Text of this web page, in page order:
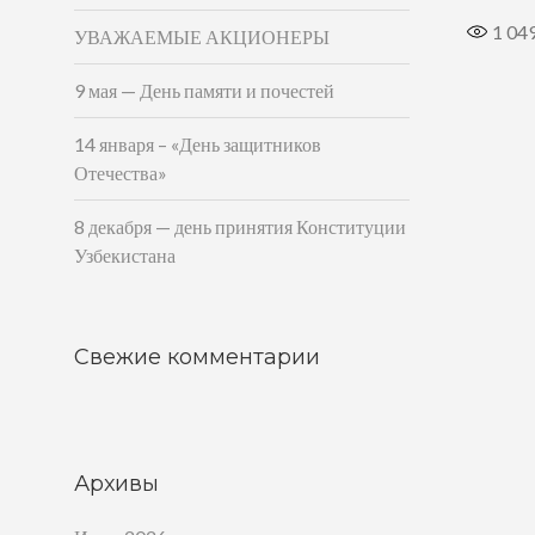
1
УВАЖАЕМЫЕ АКЦИОНЕРЫ
9 мая — День памяти и почестей
14 января – «День защитников
Отечества»
8 декабря — день принятия Конституции
Узбекистана
Свежие комментарии
Архивы